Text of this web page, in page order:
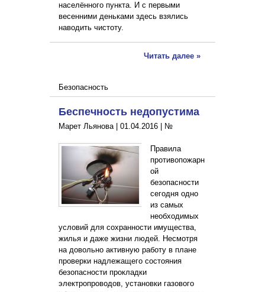
населённого пункта. И с первыми
весенними деньками здесь взялись
наводить чистоту.
Читать далее »
Безопасность
Беспечность недопустима
Марет Льянова | 01.04.2016 №
Правила
противопожарн
ой
безопасности
сегодня одно
из самых
необходимых
условий для сохранности имущества,
жилья и даже жизни людей. Несмотря
на довольно активную работу в плане
проверки надлежащего состояния
безопасности прокладки
электропроводов, установки газового